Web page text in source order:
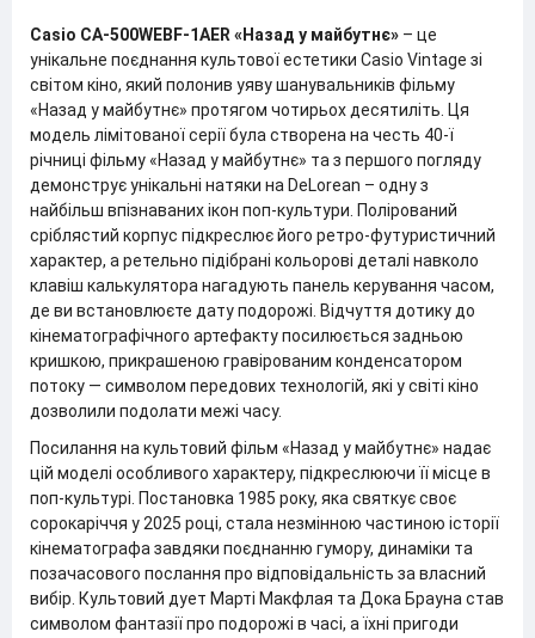
Casio CA-500WEBF-1AER «Назад у майбутнє» – це
унікальне поєднання культової естетики Casio Vintage зі
світом кіно, який полонив уяву шанувальників фільму
«Назад у майбутнє» протягом чотирьох десятиліть. Ця
модель лімітованої серії була створена на честь 40-ї
річниці фільму «Назад у майбутнє» та з першого погляду
демонструє унікальні натяки на DeLorean – одну з
найбільш впізнаваних ікон поп-культури. Полірований
сріблястий корпус підкреслює його ретро-футуристичний
характер, а ретельно підібрані кольорові деталі навколо
клавіш калькулятора нагадують панель керування часом,
де ви встановлюєте дату подорожі. Відчуття дотику до
кінематографічного артефакту посилюється задньою
кришкою, прикрашеною гравірованим конденсатором
потоку — символом передових технологій, які у світі кіно
дозволили подолати межі часу.
Посилання на культовий фільм «Назад у майбутнє» надає
цій моделі особливого характеру, підкреслюючи її місце в
поп-культурі. Постановка 1985 року, яка святкує своє
сорокаріччя у 2025 році, стала незмінною частиною історії
кінематографа завдяки поєднанню гумору, динаміки та
позачасового послання про відповідальність за власний
вибір. Культовий дует Марті Макфлая та Дока Брауна став
символом фантазії про подорожі в часі, а їхні пригоди